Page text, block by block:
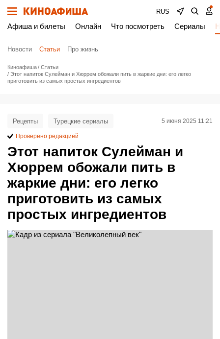
RUS
Афиша и билеты Онлайн Что посмотреть Сериалы
Новости Статьи Про жизнь
Киноафиша
Статьи
Этот напиток Сулейман и Хюррем обожали пить в жаркие дни: его легко
приготовить из самых простых ингредиентов
Этот напиток Сулейман и
Хюррем обожали пить в
жаркие дни: его легко
приготовить из самых
простых ингредиентов
Рецепты Турецкие сериалы 5 июня 2025 11:21
Проверено редакцией